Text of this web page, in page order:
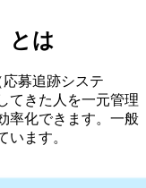
とは
応募追跡システ
てきた人を一元管理
率化できます。一般
います。